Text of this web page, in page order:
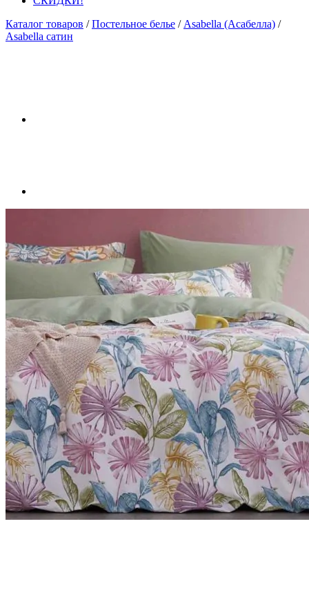
Каталог товаров / Постельное белье / Asabella (Асабелла) /
Asabella сатин